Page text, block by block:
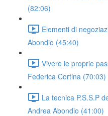
(82:06)
Elementi di
Abondio (45:40)
Vivere le proprie
Federica Cortina (70:03)
La tecnica P.S.S.P
Andrea Abondio (41:00)